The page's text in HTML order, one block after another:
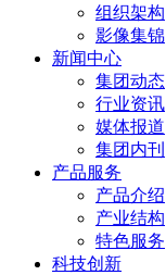
组织架构
影像集锦
新闻中心
集团动态
行业资讯
媒体报道
集团内刊
产品服务
产品介绍
产业结构
特色服务
科技创新